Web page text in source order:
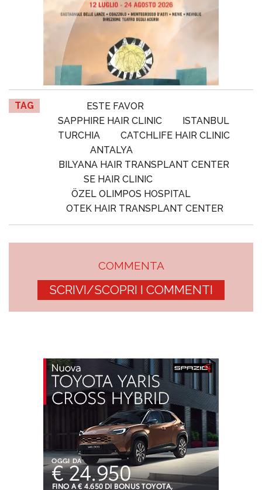
TAG
ESTE FAVOR
SAPPHIRE HAIR CLINIC
ISTANBUL
TURCHIA
CATCHLIFE HAIR CLINIC
ANTALYA
BILYANA HAIR TRANSPLANT CENTER
SE HAIR CLINIC
ÖZEL OLIMPOS HOSPITAL
OTEK HAIR TRANSPLANT CENTER
COMMENTA
SCRIVI/SCOPRI I COMMENTI